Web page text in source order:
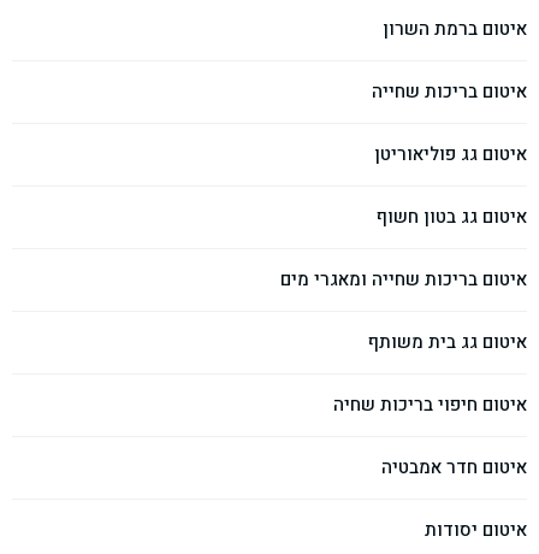
איטום ברמת השרון
איטום בריכות שחייה
איטום גג פוליאוריטן
איטום גג בטון חשוף
איטום בריכות שחייה ומאגרי מים
איטום גג בית משותף
איטום חיפוי בריכות שחיה
איטום חדר אמבטיה
איטום יסודות